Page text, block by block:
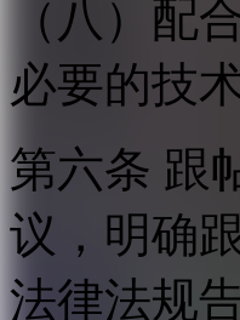
（八）配
必要的技
第六条 跟
议，明确
法律法规